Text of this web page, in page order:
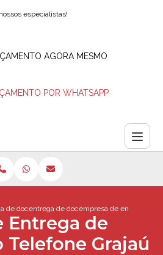
especialistas!
AGORA MESMO
POR WHATSAPP
de documentos
entrega de documentos empresa
empresa de entrega de
Entrega de
Grajaú